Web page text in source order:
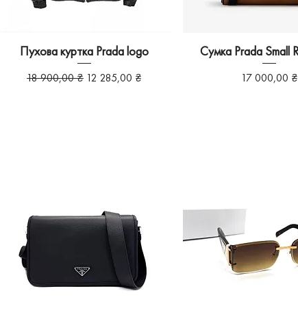
Пухова куртка Prada logo
Звичайна ціна
18 900,00 ₴ За розпродажем
12 285,00 ₴
Сумка Prada Small
Ціна
17 000,00 ₴